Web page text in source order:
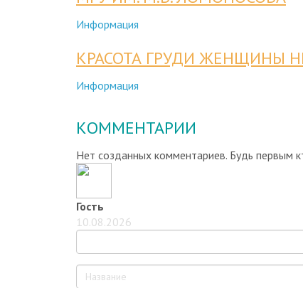
Информация
КРАСОТА ГРУДИ ЖЕНЩИНЫ
Информация
КОММЕНТАРИИ
Нет созданных комментариев. Будь первым
Гость
10.08.2026